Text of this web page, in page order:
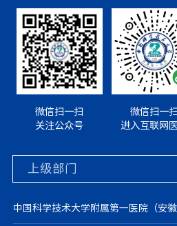
微信扫一扫
关注公众号
微信扫一扫
进入互联网
中国科学技术大学附属第一医院（安